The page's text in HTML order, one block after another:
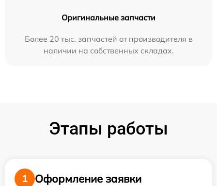
Оригинальные запчасти
Более 20 тыс. запчастей от производителя в
наличии на собственных складах.
Этапы работы
1
Оформление заявки